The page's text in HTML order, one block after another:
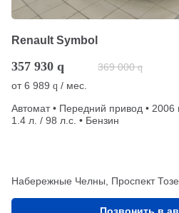
Renault Symbol
357 930 q 369 000 q
от6 989 q / мес.
Автомат • Передний привод • 2006
1.4 л. / 98 л.с. • Бензин
Набережные Челны, Проспект
Позвонить в